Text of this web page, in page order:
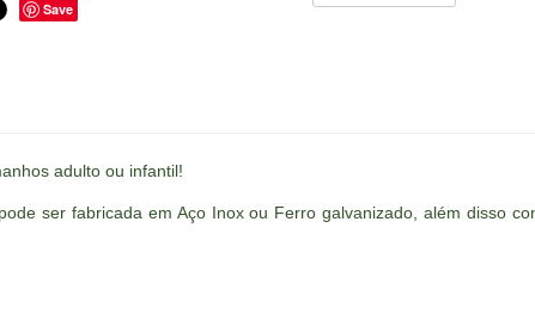
Save
adulto ou infantil!
ser fabricada em Aço Inox ou Ferro galvanizado, além disso